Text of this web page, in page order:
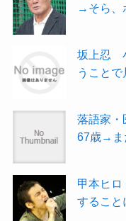
→そら、
坂上忍
うことで
落語家
67歳→ま
甲本ヒロ
すること